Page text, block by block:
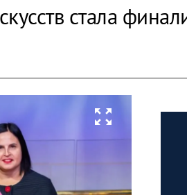
стала
zoom_out_map